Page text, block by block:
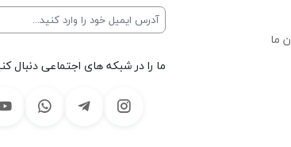
ما
ما را در شبکه های اجتماعی دنبال